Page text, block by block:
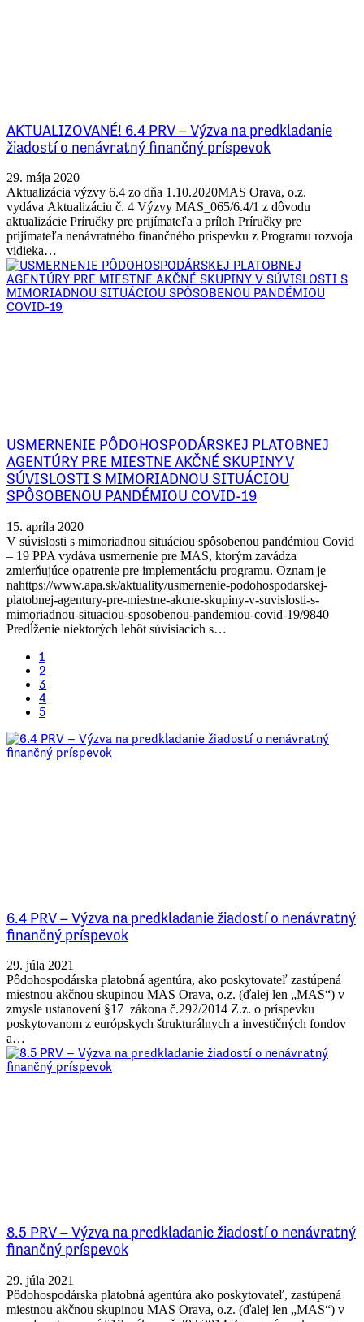
AKTUALIZOVANÉ! 6.4 PRV – Výzva na predkladanie
žiadostí o nenávratný finančný príspevok
29. mája 2020
Aktualizácia výzvy 6.4 zo dňa 1.10.2020MAS Orava, o.z.
vydáva Aktualizáciu č. 4 Výzvy MAS_065/6.4/1 z dôvodu
aktualizácie Príručky pre prijímateľa a príloh Príručky pre
prijímateľa nenávratného finančného príspevku z Programu rozvoja
vidieka…
USMERNENIE PÔDOHOSPODÁRSKEJ PLATOBNEJ
AGENTÚRY PRE MIESTNE AKČNÉ SKUPINY V
SÚVISLOSTI S MIMORIADNOU SITUÁCIOU
SPÔSOBENOU PANDÉMIOU COVID-19
15. apríla 2020
V súvislosti s mimoriadnou situáciou spôsobenou pandémiou Covid
– 19 PPA vydáva usmernenie pre MAS, ktorým zavádza
zmierňujúce opatrenie pre implementáciu programu. Oznam je
nahttps://www.apa.sk/aktuality/usmernenie-podohospodarskej-
platobnej-agentury-pre-miestne-akcne-skupiny-v-suvislosti-s-
mimoriadnou-situaciou-sposobenou-pandemiou-covid-19/9840
Predĺženie niektorých lehôt súvisiacich s…
1
2
3
4
5
6.4 PRV – Výzva na predkladanie žiadostí o nenávratný
finančný príspevok
29. júla 2021
Pôdohospodárska platobná agentúra, ako poskytovateľ zastúpená
miestnou akčnou skupinou MAS Orava, o.z. (ďalej len „MAS“) v
zmysle ustanovení §17 zákona č.292/2014 Z.z. o príspevku
poskytovanom z európskych štrukturálnych a investičných fondov
a…
8.5 PRV – Výzva na predkladanie žiadostí o nenávratný
finančný príspevok
29. júla 2021
Pôdohospodárska platobná agentúra ako poskytovateľ, zastúpená
miestnou akčnou skupinou MAS Orava, o.z. (ďalej len „MAS“) v